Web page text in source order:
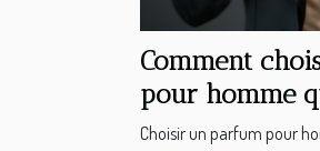
Comment
pour homme
esprits ?
Choisir un parfum pour